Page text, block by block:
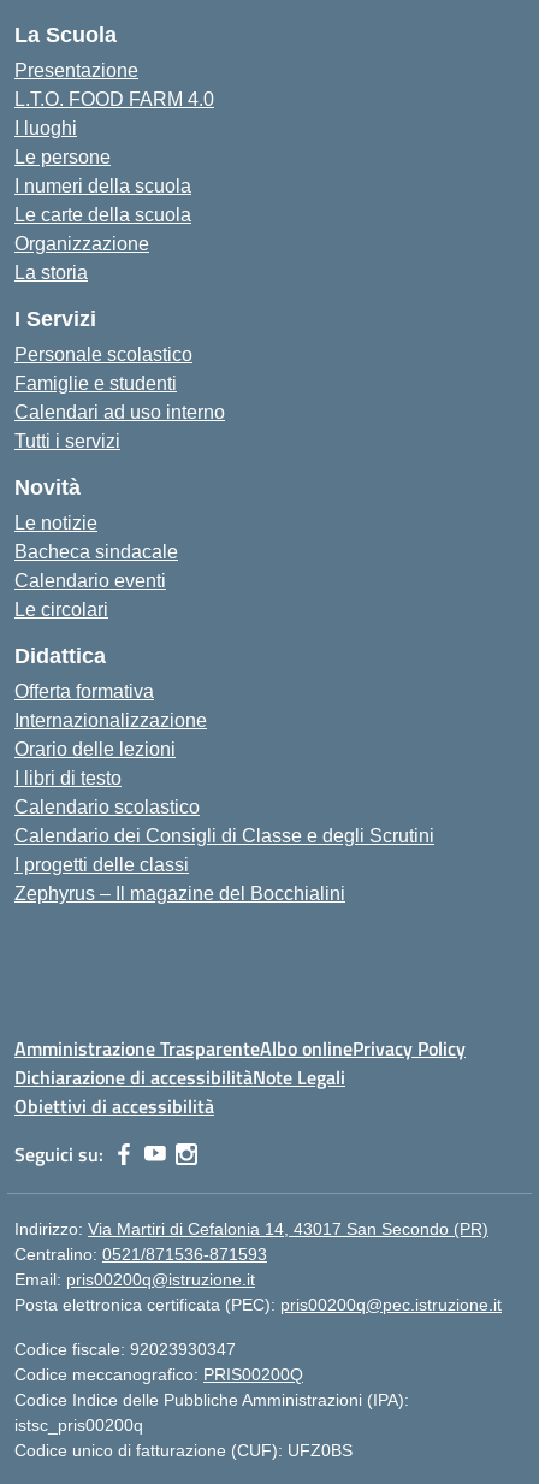
La Scuola
Presentazione
L.T.O. FOOD FARM 4.0
I luoghi
Le persone
I numeri della scuola
Le carte della scuola
Organizzazione
La storia
I Servizi
Personale scolastico
Famiglie e studenti
Calendari ad uso interno
Tutti i servizi
Novità
Le notizie
Bacheca sindacale
Calendario eventi
Le circolari
Didattica
Offerta formativa
Internazionalizzazione
Orario delle lezioni
I libri di testo
Calendario scolastico
Calendario dei Consigli di Classe e degli Scrutini
I progetti delle classi
Zephyrus – Il magazine del Bocchialini
Amministrazione TrasparenteAlbo onlinePrivacy Policy
Dichiarazione di accessibilitàNote Legali
Obiettivi di accessibilità
Seguici su:
Indirizzo: Via Martiri di Cefalonia 14, 43017 San Secondo (PR)
Centralino: 0521/871536-871593
Email: pris00200q@istruzione.it
Posta elettronica certificata (PEC): pris00200q@pec.istruzione.it
Codice fiscale: 92023930347
Codice meccanografico: PRIS00200Q
Codice Indice delle Pubbliche Amministrazioni (IPA):
istsc_pris00200q
Codice unico di fatturazione (CUF): UFZ0BS